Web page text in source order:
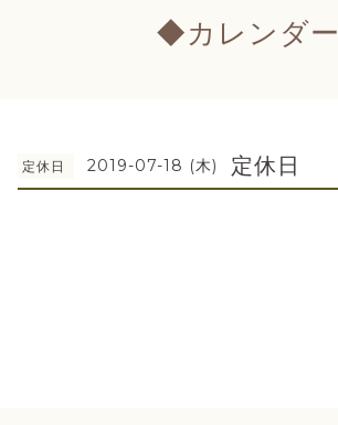
◆カレンダー
定休日 2019-07-18 (木) 定休日